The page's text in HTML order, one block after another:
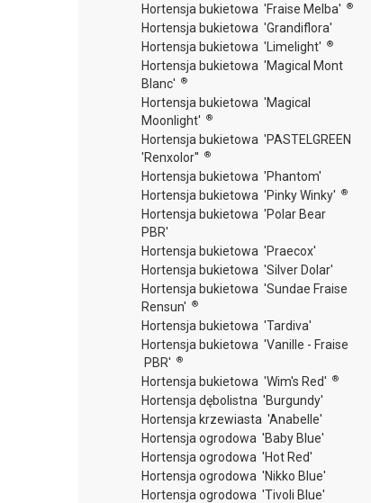
Hortensja bukietowa 'Fraise Melba' ®
Hortensja bukietowa 'Grandiflora'
Hortensja bukietowa 'Limelight'
®
Hortensja bukietowa 'Magical Mont
Blanc'
®
Hortensja bukietowa 'Magical
Moonlight'
®
Hortensja bukietowa 'PASTELGREEN
'Renxolor''
®
Hortensja bukietowa 'Phantom'
Hortensja bukietowa 'Pinky Winky'
®
Hortensja bukietowa 'Polar Bear
PBR'
Hortensja bukietowa 'Praecox'
Hortensja bukietowa 'Silver Dolar'
Hortensja bukietowa 'Sundae Fraise
Rensun'
®
Hortensja bukietowa 'Tardiva'
Hortensja bukietowa 'Vanille - Fraise
PBR'
®
Hortensja bukietowa 'Wim's Red' ®
Hortensja dębolistna 'Burgundy'
Hortensja krzewiasta 'Anabelle'
Hortensja ogrodowa 'Baby Blue'
Hortensja ogrodowa 'Hot Red'
Hortensja ogrodowa 'Nikko Blue'
Hortensja ogrodowa 'Tivoli Blue'